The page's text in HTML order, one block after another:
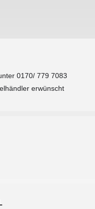
0170/ 779 7083
erwünscht